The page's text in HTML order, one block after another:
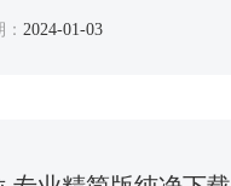
2024-01-03